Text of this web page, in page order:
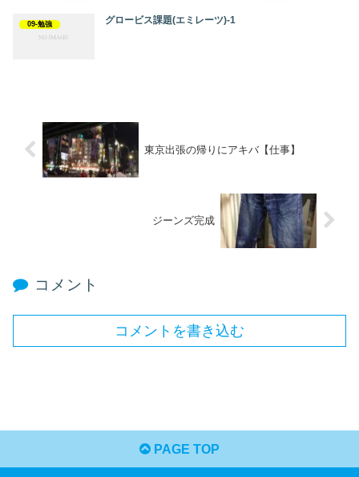
09-勉強 グロービス課題(エミレーツ)-1
東京出張の帰りにアキバ【仕事】
ジーンズ完成
コメント
コメントを書き込む
PAGE TOP